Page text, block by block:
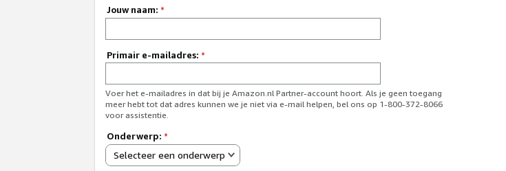
Jouw naam: *
Primair e-mailadres: *
Voer het e-mailadres in dat bij je Amazon.nl Partner-account hoort. Als je geen toegang
meer hebt tot dat adres kunnen we je niet via e-mail helpen, bel ons op 1-800-372-8066
voor assistentie.
Onderwerp: *
Selecteer een onderwerp